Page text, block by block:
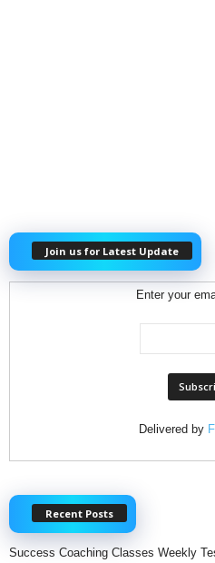
Join us for Latest Update
Enter your
Delivered by
Recent Posts
Success Coaching Classes Weekly